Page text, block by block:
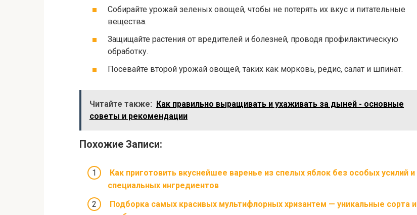
Собирайте урожай зеленых овощей, чтобы не потерять их вкус и питательные
вещества.
Защищайте растения от вредителей и болезней, проводя профилактическую
обработку.
Посевайте второй урожай овощей, таких как морковь, редис, салат и шпинат.
Читайте также: Как правильно выращивать и ухаживать за дыней - основные
советы и рекомендации
Похожие Записи:
Как приготовить вкуснейшее варенье из спелых яблок без особых усилий и
специальных ингредиентов
Подборка самых красивых мультифлорных хризантем — уникальные сорта и